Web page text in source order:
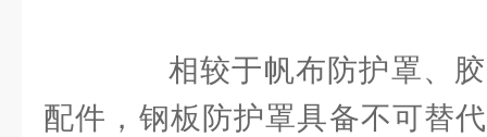
相较于帆布防护罩、胶
配件，钢板防护罩具备不可替